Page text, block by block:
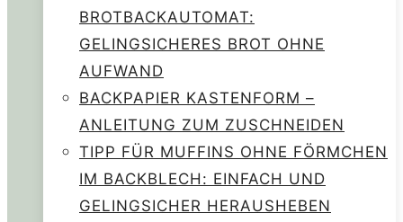
BROTBACKAUTOMAT:
GELINGSICHERES BROT OHNE
AUFWAND
BACKPAPIER KASTENFORM –
ANLEITUNG ZUM ZUSCHNEIDEN
TIPP FÜR MUFFINS OHNE FÖRMCHEN
IM BACKBLECH: EINFACH UND
GELINGSICHER HERAUSHEBEN